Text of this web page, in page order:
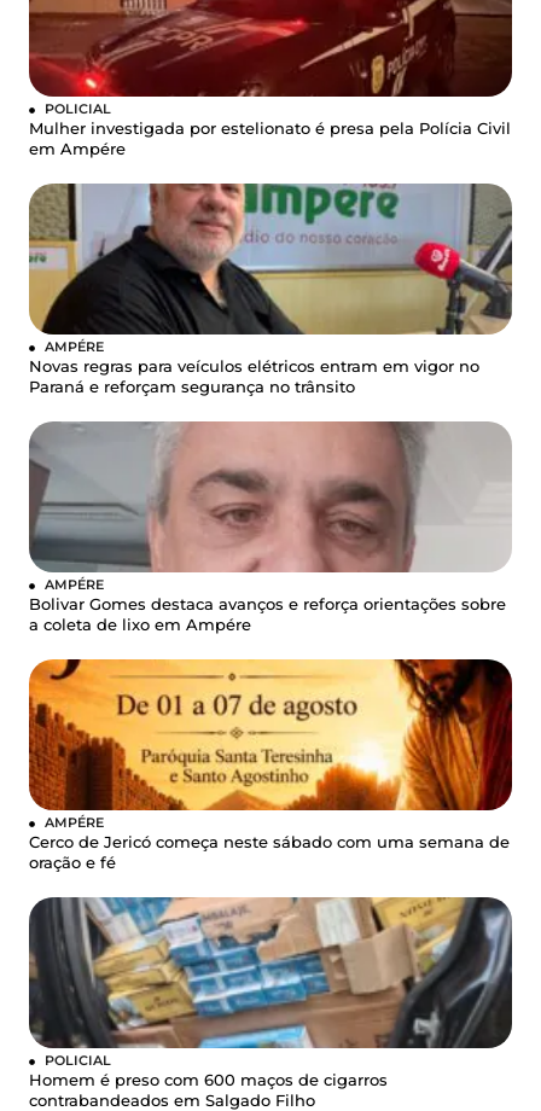
POLICIAL
Mulher investigada por estelionato é presa pela Polícia Civil
em Ampére
AMPÉRE
Novas regras para veículos elétricos entram em vigor no
Paraná e reforçam segurança no trânsito
AMPÉRE
Bolivar Gomes destaca avanços e reforça orientações sobre
a coleta de lixo em Ampére
AMPÉRE
Cerco de Jericó começa neste sábado com uma semana de
oração e fé
POLICIAL
Homem é preso com 600 maços de cigarros
contrabandeados em Salgado Filho